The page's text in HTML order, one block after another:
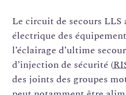
Le circuit de secours LLS
électrique des
l’éclairage d’ultime
d’injection de sécurité (
des joints des groupes